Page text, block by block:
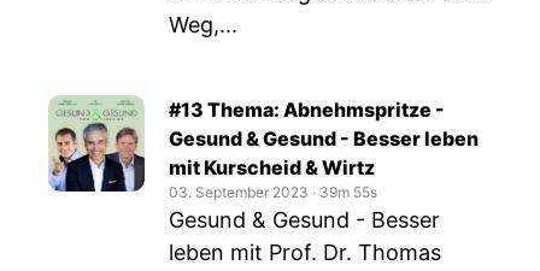
Weg,...
#13 Thema: Abnehmspritze -
Gesund & Gesund - Besser leben
mit Kurscheid & Wirtz
03. September 2023 ‧ 39m 55s
Gesund & Gesund - Besser
leben mit Prof. Dr. Thomas